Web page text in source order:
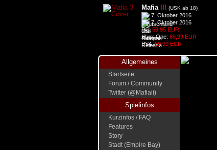
Mafia (USK ab 18)
7. Oktober 2016
7. Oktober 2016
PC: 59,95 EUR
Xbox One: 69,99 EUR
PS4:69,99 EUR
Allgemeines
Startseite
Forum / Community
Twitter (@Mafiaii)
Spielinfos
Kurzinfos / FAQ
Features
Story
Stadt (Empire Bay)